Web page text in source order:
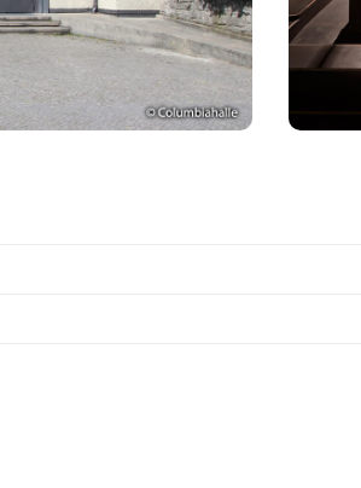
везде имеет оптимальное
покрыта звуком со
система (Delay line).
производящими